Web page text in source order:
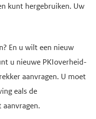
kunt hergebruiken. Uw
En u wilt een nieuw
u nieuwe PKIoverheid-
aanvragen. U moet
eals de